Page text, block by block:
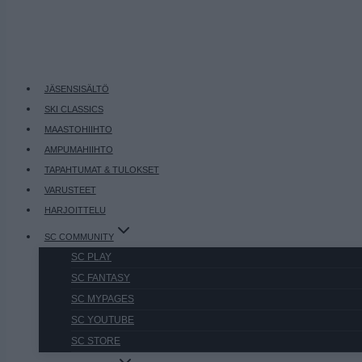
JÄSENSISÄLTÖ
SKI CLASSICS
MAASTOHIIHTO
AMPUMAHIIHTO
TAPAHTUMAT & TULOKSET
VARUSTEET
HARJOITTELU
SC COMMUNITY
SC PLAY
SC FANTASY
SC MYPAGES
SC YOUTUBE
SC STORE